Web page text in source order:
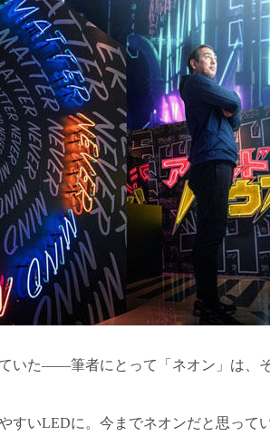
いた——筆者にとって「ネオン」は、
すいLEDに。今までネオンだと思って